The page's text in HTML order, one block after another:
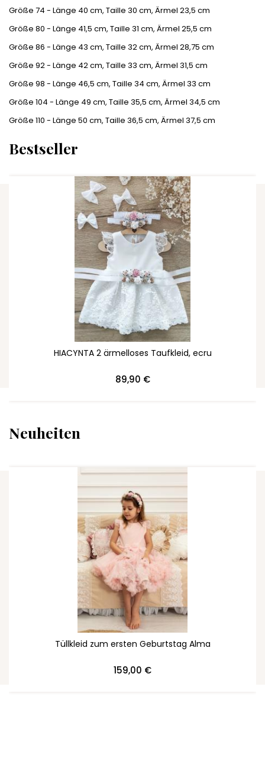
Größe 74 - Länge 40 cm, Taille 30 cm, Ärmel 23,5 cm
Größe 80 - Länge 41,5 cm, Taille 31 cm, Ärmel 25,5 cm
Größe 86 - Länge 43 cm, Taille 32 cm, Ärmel 28,75 cm
Größe 92 - Länge 42 cm, Taille 33 cm, Ärmel 31,5 cm
Größe 98 - Länge 46,5 cm, Taille 34 cm, Ärmel 33 cm
Größe 104 - Länge 49 cm, Taille 35,5 cm, Ärmel 34,5 cm
Größe 110 - Länge 50 cm, Taille 36,5 cm, Ärmel 37,5 cm
Bestseller
HIACYNTA 2 ärmelloses Taufkleid, ecru
89,90 €
ZUM WARENKORB HINZUFÜGEN
Neuheiten
Tüllkleid zum ersten Geburtstag Alma
159,00 €
ZUM WARENKORB HINZUFÜGEN